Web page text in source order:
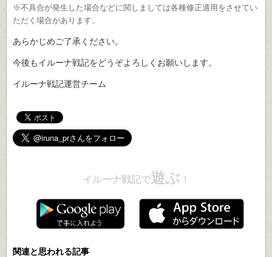
※不具合が発生した場合などに関しましては各種修正適用をさせてい
ただく場合があります。
あらかじめご了承ください。
今後もイルーナ戦記をどうぞよろしくお願いします。
イルーナ戦記運営チーム
イルーナ戦記で遊ぶ ！
関連と思われる記事